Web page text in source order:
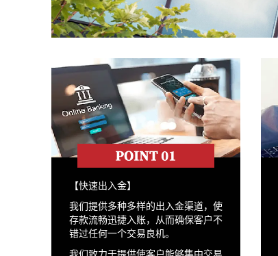
【快速出入金】
我们提供多种多样的出入金渠道，使
存款流畅迅捷入账，从而确保客户不
错过任何一个交易良机。